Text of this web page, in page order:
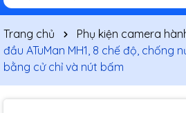
Trang chủ Phụ kiện camera
đầu ATuMan MH1, 8 chế độ, chống
bằng cử chỉ và nút bấm